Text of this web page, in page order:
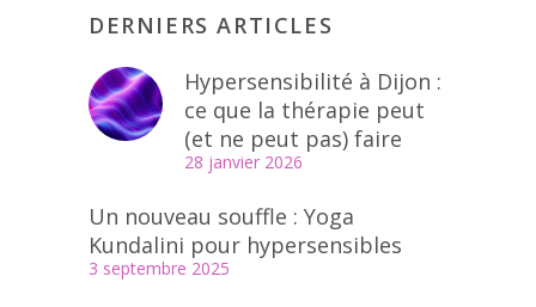
DERNIERS ARTICLES
Hypersensibilité à Dijon :
ce que la thérapie peut
(et ne peut pas) faire
28 janvier 2026
Un nouveau souffle : Yoga
Kundalini pour hypersensibles
3 septembre 2025